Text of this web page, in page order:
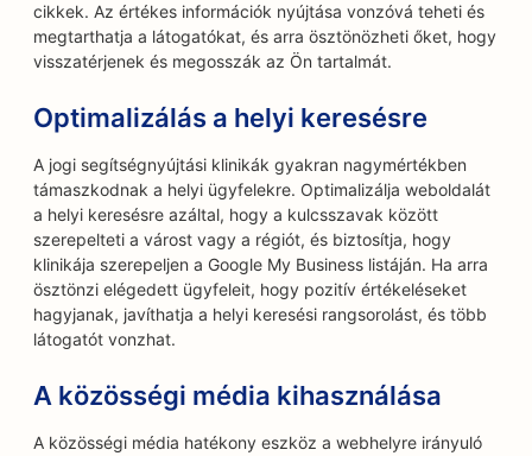
cikkek. Az értékes információk nyújtása vonzóvá teheti és
megtarthatja a látogatókat, és arra ösztönözheti őket, hogy
visszatérjenek és megosszák az Ön tartalmát.
Optimalizálás a helyi keresésre
A jogi segítségnyújtási klinikák gyakran nagymértékben
támaszkodnak a helyi ügyfelekre. Optimalizálja weboldalát
a helyi keresésre azáltal, hogy a kulcsszavak között
szerepelteti a várost vagy a régiót, és biztosítja, hogy
klinikája szerepeljen a Google My Business listáján. Ha arra
ösztönzi elégedett ügyfeleit, hogy pozitív értékeléseket
hagyjanak, javíthatja a helyi keresési rangsorolást, és több
látogatót vonzhat.
A közösségi média kihasználása
A közösségi média hatékony eszköz a webhelyre irányuló